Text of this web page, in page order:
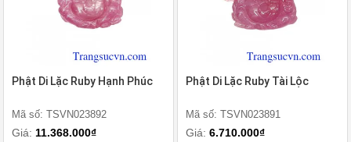
Phật Di Lặc Ruby Hạnh Phúc
Mã số: TSVN023892
Giá: 11.368.000₫
Phật Di Lặc Ruby Tài Lộc
Mã số: TSVN023891
Giá: 6.710.000₫